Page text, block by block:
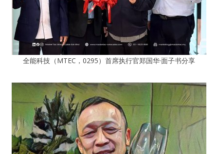
全能科技（MTEC，0295）首席执行官郑国华·面子书分享